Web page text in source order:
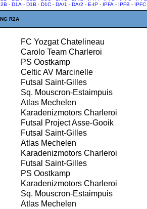
2B - D1A - D1B - D1C - DA/1 - DA/2 - E-IP - IPFA - IPFB - IPFC
R2A
FC Yozgat Chatelineau
Carolo Team Charleroi
PS Oostkamp
Celtic AV Marcinelle
Futsal Saint-Gilles
Sq. Mouscron-Estaimpuis
Atlas Mechelen
Karadenizmotors Charleroi
Futsal Project Asse-Gooik
Futsal Saint-Gilles
Atlas Mechelen
Karadenizmotors Charleroi
Futsal Saint-Gilles
PS Oostkamp
Karadenizmotors Charleroi
Sq. Mouscron-Estaimpuis
Atlas Mechelen